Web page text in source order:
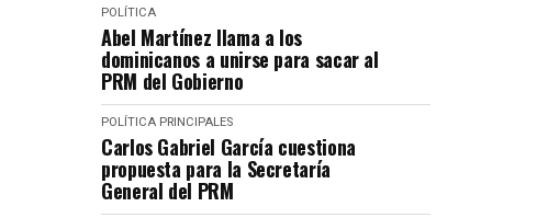
POLÍTICA
Abel Martínez llama a los
dominicanos a unirse para sacar al
PRM del Gobierno
POLÍTICA PRINCIPALES
Carlos Gabriel García cuestiona
propuesta para la Secretaría
General del PRM